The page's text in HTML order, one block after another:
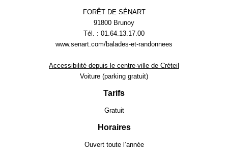
FORÊT DE SÉNART
91800 Brunoy
Tél. : 01.64.13.17.00
www.senart.com/balades-et-randonnees
Accessibilité depuis le centre-ville de Créteil
Voiture (parking gratuit)
Tarifs
Gratuit
Horaires
Ouvert toute l’année